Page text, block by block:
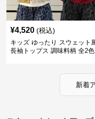
¥4,520 (税込)
キッズ ゆったり スウェット
長袖トップス 調味料柄 全2色
新着